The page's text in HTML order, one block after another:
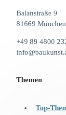
Balanstraße 9
81669 München
+49 89 4800
Themen
Top-